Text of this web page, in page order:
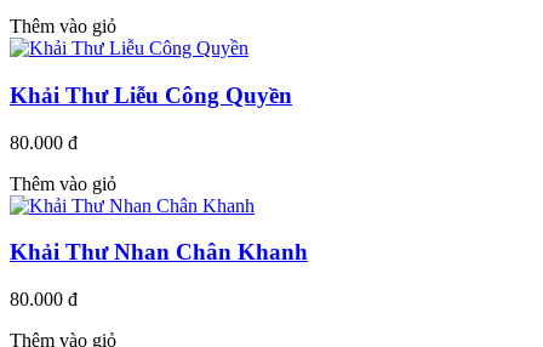
Thêm vào giỏ
Khải Thư Liễu Công Quyền
80.000 đ
Thêm vào giỏ
Khải Thư Nhan Chân Khanh
80.000 đ
Thêm vào giỏ